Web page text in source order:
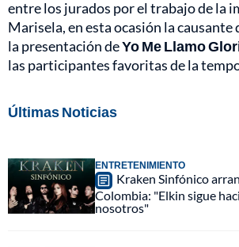
entre los jurados por el trabajo de la
Marisela, en esta ocasión la causante
la presentación deYo Me Llamo
las participantes favoritas de la
Últimas Noticias
ENTRETENIMIENTO
Kraken Sinfónico
Colombia: "Elkin sigue
nosotros"